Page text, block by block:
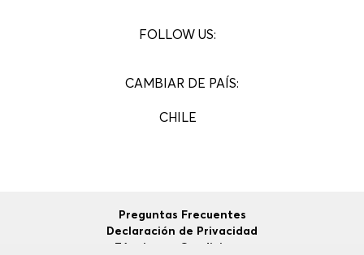
FOLLOW US:
CAMBIAR DE PAÍS:
CHILE
Preguntas Frecuentes
Declaración de Privacidad
Términos y Condiciones